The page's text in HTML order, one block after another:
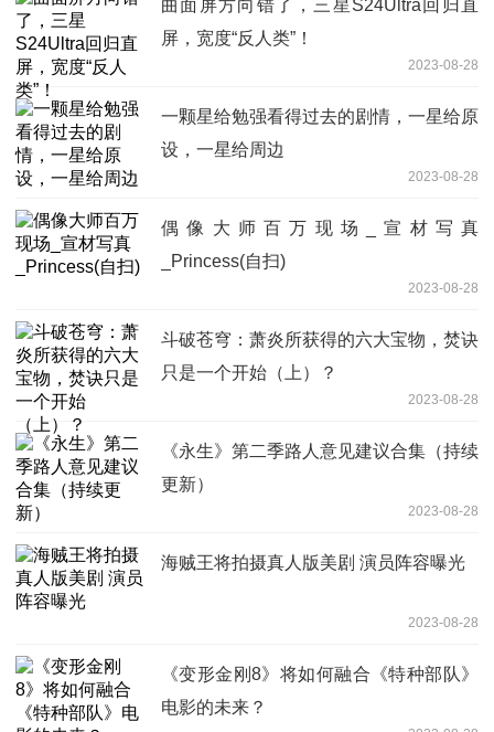
曲面屏方向错了，三星S24Ultra回归直
屏，宽度“反人类”！
2023-08-28
一颗星给勉强看得过去的剧情，一星给原
设，一星给周边
2023-08-28
偶像大师百万现场_宣材写真
_Princess(自扫)
2023-08-28
斗破苍穹：萧炎所获得的六大宝物，焚诀
只是一个开始（上）？
2023-08-28
《永生》第二季路人意见建议合集（持续
更新）
2023-08-28
海贼王将拍摄真人版美剧 演员阵容曝光
2023-08-28
《变形金刚8》将如何融合《特种部队》
电影的未来？